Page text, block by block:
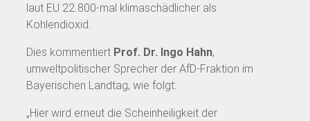
laut EU 22.800-mal klimaschädlicher als
Kohlendioxid.
Dies kommentiert Prof. Dr. Ingo Hahn,
umweltpolitischer Sprecher der AfD-Fraktion im
Bayerischen Landtag, wie folgt:
„Hier wird erneut die Scheinheiligkeit der